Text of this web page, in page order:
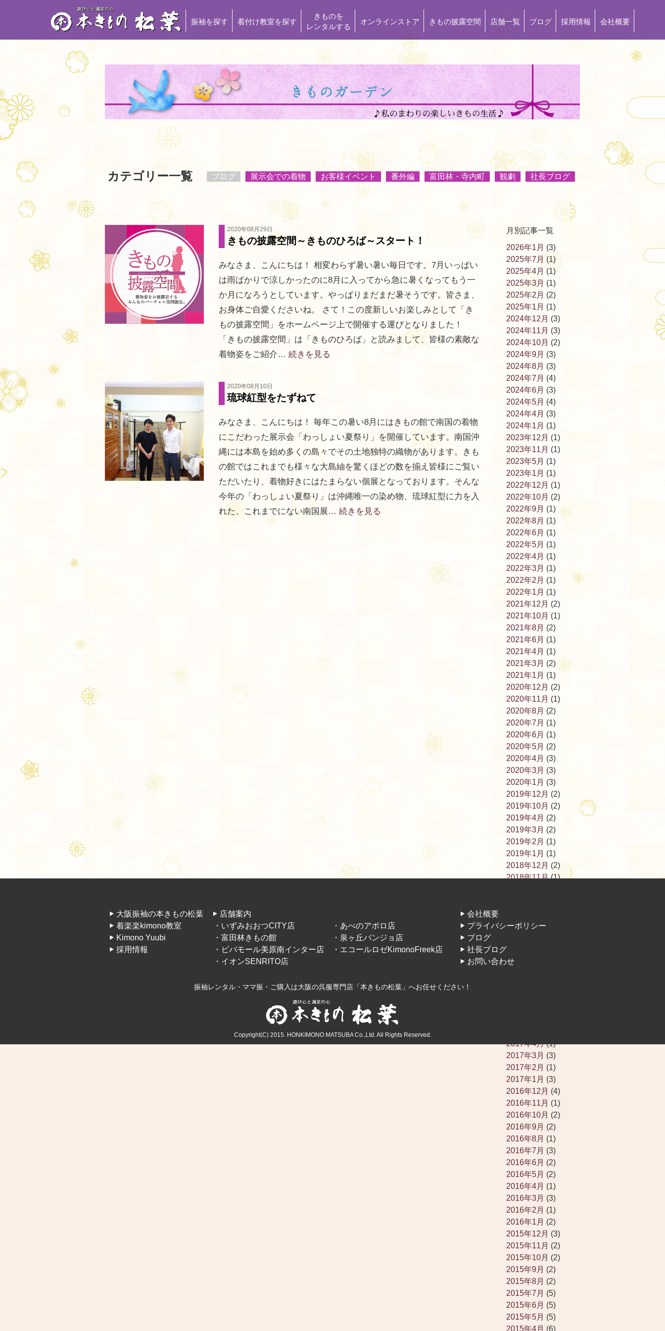
振袖を探す 着付け教室を探す
きものを
レンタルする
オンラインストア きもの披露空間 店舗一覧 ブログ 採用情報 会社概要
カテゴリー一覧 ブログ 展示会での着物 お客様イベント 番外編 富田林・寺内町 観劇 社長ブログ
2020年08月29日
きもの披露空間～きものひろば～スタート！
みなさま、こんにちは！ 相変わらず暑い暑い毎日です。7月いっぱい
は雨ばかりで涼しかったのに8月に入ってから急に暑くなってもう一
か月になろうとしています。やっぱりまだまだ暑そうです。皆さま、
お身体ご自愛くださいね。 さて！この度新しいお楽しみとして「き
もの披露空間」をホームページ上で開催する運びとなりました！
「きもの披露空間」は「きものひろば」と読みまして、皆様の素敵な
着物姿をご紹介… 続きを見る
2020年08月10日
琉球紅型をたずねて
みなさま、こんにちは！ 毎年この暑い8月にはきもの館で南国の着物
にこだわった展示会「わっしょい夏祭り」を開催しています。南国沖
縄には本島を始め多くの島々でその土地独特の織物があります。きも
の館ではこれまでも様々な大島紬を驚くほどの数を揃え皆様にご覧い
ただいたり、着物好きにはたまらない個展となっております。そんな
今年の「わっしょい夏祭り」は沖縄唯一の染め物、琉球紅型に力を入
れた、これまでにない南国展… 続きを見る
月別記事一覧
2026年1月 (3)
2025年7月(1)
2025年4月 (1)
2025年3月 (1)
2025年2月 (2)
2025年1月 (1)
2024年12月 (3)
2024年11月 (3)
2024年10月 (2)
2024年9月 (3)
2024年8月 (3)
2024年7月 (4)
2024年6月 (3)
2024年5月 (4)
2024年4月 (3)
2024年1月 (1)
2023年12月 (1)
2023年11月 (1)
2023年5月 (1)
2023年1月 (1)
2022年12月 (1)
2022年10月 (2)
2022年9月 (1)
2022年8月 (1)
2022年6月 (1)
2022年5月 (1)
2022年4月 (1)
2022年3月 (1)
2022年2月 (1)
2022年1月 (1)
2021年12月 (2)
2021年10月 (1)
2021年8月 (2)
2021年6月 (1)
2021年4月 (1)
2021年3月 (2)
2021年1月 (1)
2020年12月 (2)
2020年11月 (1)
2020年8月 (2)
2020年7月 (1)
2020年6月 (1)
2020年5月 (2)
2020年4月 (3)
2020年3月 (3)
2020年1月 (3)
2019年12月 (2)
2019年10月 (2)
2019年4月 (2)
2019年3月 (2)
2019年2月 (1)
2019年1月 (1)
2018年12月 (2)
2018年11月(1)
2018年4月(1)
2018年2月
2018年1月
2017年4月(1)
2017年3月 (3)
2017年2月 (1)
2017年1月 (3)
2016年12月 (4)
2016年11月 (1)
2016年10月 (2)
2016年9月 (2)
2016年8月 (1)
2016年7月 (3)
2016年6月 (2)
2016年5月 (2)
2016年4月 (1)
2016年3月 (3)
2016年2月 (1)
2016年1月 (2)
2015年12月 (3)
2015年11月 (2)
2015年10月 (2)
2015年9月 (2)
2015年8月 (2)
2015年7月 (5)
2015年6月 (5)
2015年5月 (5)
2015年4月 (6)
大阪振袖の本きもの松葉
着楽楽kimono教室
Kimono Yuubi
採用情報
店舗案内
・いずみおおつCITY店
・あべのアポロ店
・富田林きもの館
・泉ヶ丘パンジョ店
・ビバモール美原南インター店
・エコールロゼKimonoFreek店
・イオンSENRITO店
会社概要
プライバシーポリシー
ブログ
社長ブログ
お問い合わせ
振袖レンタル・ママ振・ご購入は大阪の呉服専門店「本きもの松葉」へお任せください！
Copyright(C) 2015. HONKIMONO MATSUBA Co.,Ltd. All Rights Reserved.